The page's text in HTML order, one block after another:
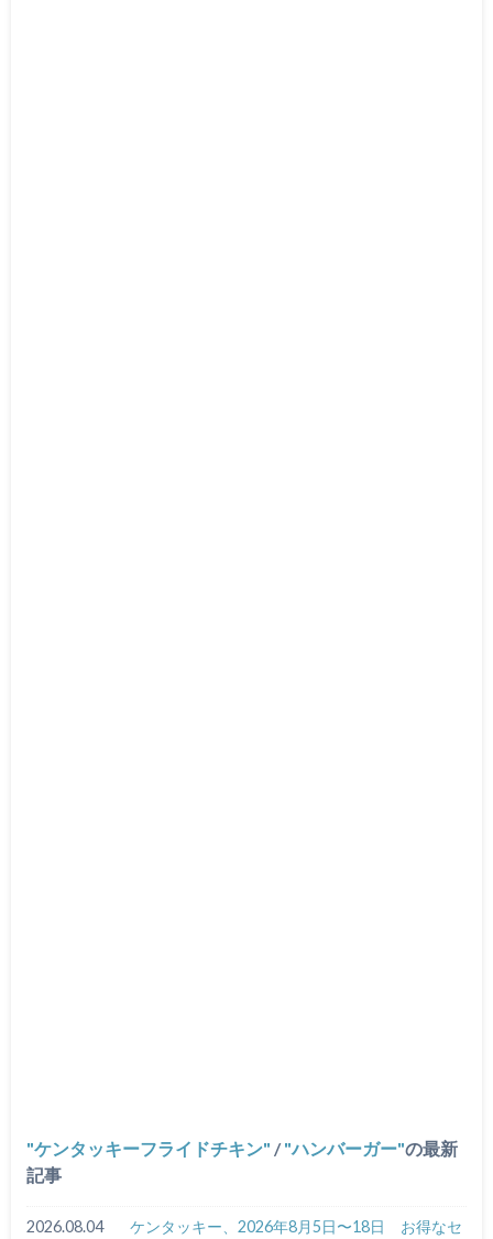
ケンタッキーフライドチキン / ハンバーガー の最新
記事
2026.08.04
ケンタッキー、2026年8月5日〜18日 お得なセ